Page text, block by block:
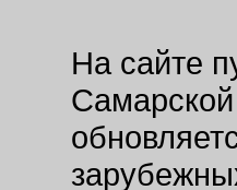
На сайте